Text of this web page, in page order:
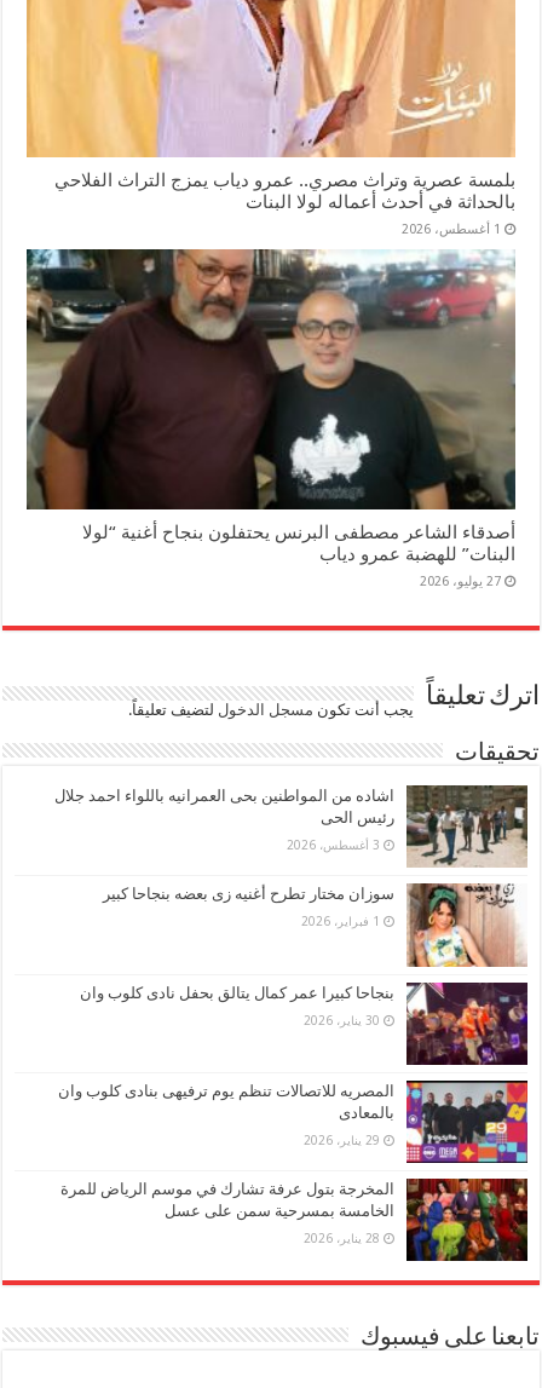
بلمسة عصرية وتراث مصري.. عمرو دياب يمزج التراث الفلاحي
بالحداثة في أحدث أعماله لولا البنات
1 أغسطس، 2026
أصدقاء الشاعر مصطفى البرنس يحتفلون بنجاح أغنية “لولا
البنات” للهضبة عمرو دياب
27 يوليو، 2026
اترك تعليقاً يجب أنت تكون مسجل الدخول لتضيف تعليقاً.
تحقيقات
اشاده من المواطنين بحى العمرانيه باللواء احمد جلال
رئيس الحى
3 أغسطس، 2026
سوزان مختار تطرح أغنيه زى بعضه بنجاحا كبير
1 فبراير، 2026
بنجاحا كبيرا عمر كمال يتالق بحفل نادى كلوب وان
30 يناير، 2026
المصريه للاتصالات تنظم يوم ترفيهى بنادى كلوب وان
بالمعادى
29 يناير، 2026
المخرجة بتول عرفة تشارك في موسم الرياض للمرة
الخامسة بمسرحية سمن على عسل
28 يناير، 2026
تابعنا على فيسبوك